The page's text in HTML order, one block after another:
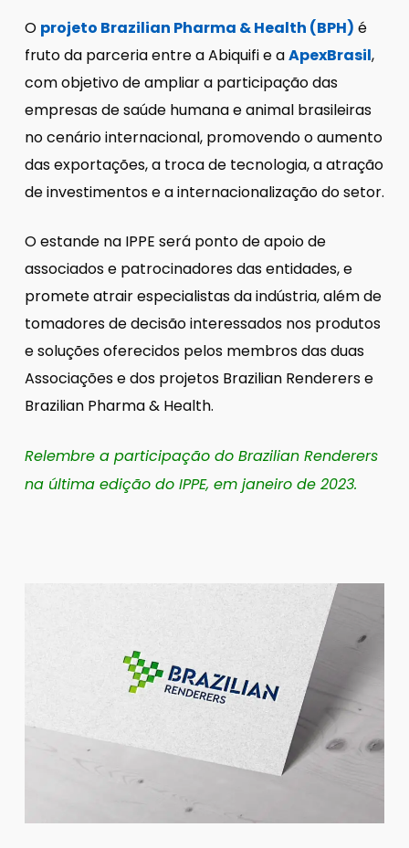
O projeto Brazilian Pharma & Health (BPH) é
fruto da parceria entre a Abiquifi e aApexBrasil,
com objetivo de ampliar a participação das
empresas de saúde humana e animal brasileiras
no cenário internacional, promovendo o aumento
das exportações, a troca de tecnologia, a atração
de investimentos e a internacionalização do setor.
O estande na IPPE será ponto de apoio de
associados e patrocinadores das entidades, e
promete atrair especialistas da indústria, além de
tomadores de decisão interessados nos produtos
e soluções oferecidos pelos membros das duas
Associações e dos projetos Brazilian Renderers e
Brazilian Pharma & Health.
Relembre a participação do Brazilian Renderers
na última edição do IPPE, em janeiro de 2023.